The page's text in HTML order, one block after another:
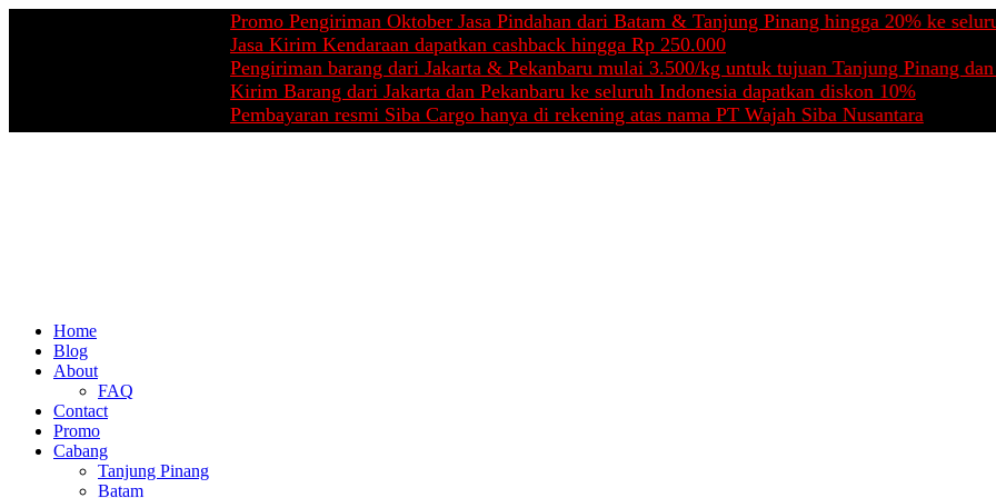
Promo Pengiriman Oktober Jasa Pindahan dari Batam & Tanjung Pinang hingga 20% ke seluruh
Jasa Kirim Kendaraan dapatkan cashback hingga Rp 250.000
Pengiriman barang dari Jakarta & Pekanbaru mulai 3.500/kg untuk tujuan Tanjung Pinang dan
Kirim Barang dari Jakarta dan Pekanbaru ke seluruh Indonesia dapatkan diskon 10%
Pembayaran resmi Siba Cargo hanya di rekening atas nama PT Wajah Siba Nusantara
Home
Blog
About
FAQ
Contact
Promo
Cabang
Tanjung Pinang
Batam